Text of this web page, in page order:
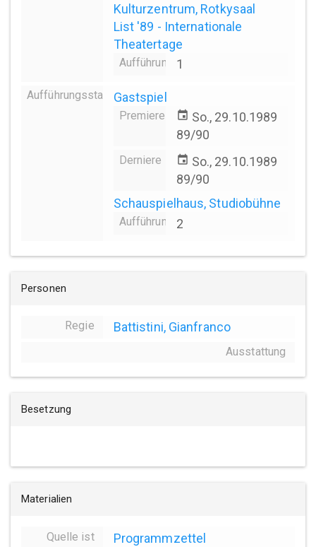
Kulturzentrum, Rotkysaal
List '89 - Internationale
Theatertage
Aufführungsanzahl
1
AufführungsstationGastspiel
Premiere event So., 29.10.1989
89/90
Derniere event So., 29.10.1989
89/90
Schauspielhaus, Studiobühne
Aufführungsanzahl
2
Personen
Regie Battistini, Gianfranco
Ausstattung
Besetzung
Materialien
Quelle ist Programmzettel